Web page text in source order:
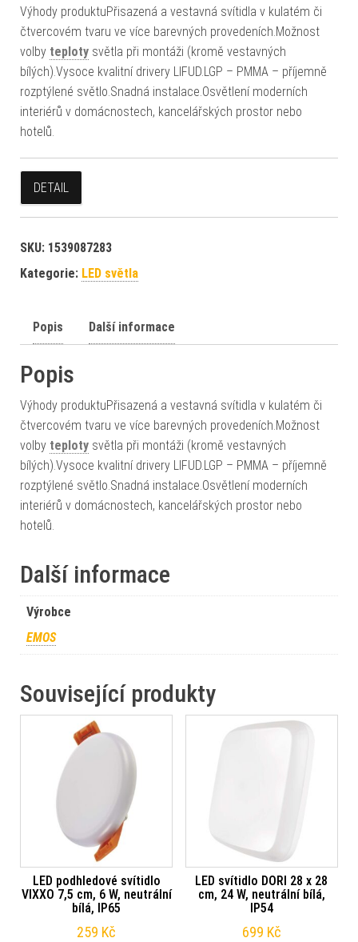
Výhody produktuPřisazená a vestavná svítidla v kulatém či
čtvercovém tvaru ve více barevných provedeních.Možnost
volby teploty světla při montáži (kromě vestavných
bílých).Vysoce kvalitní drivery LIFUD.LGP – PMMA – příjemně
rozptýlené světlo.Snadná instalace.Osvětlení moderních
interiérů v domácnostech, kancelářských prostor nebo
hotelů.
DETAIL
SKU: 1539087283
Kategorie: LED světla
Popis Další informace
Popis
Výhody produktuPřisazená a vestavná svítidla v kulatém či
čtvercovém tvaru ve více barevných provedeních.Možnost
volby teploty světla při montáži (kromě vestavných
bílých).Vysoce kvalitní drivery LIFUD.LGP – PMMA – příjemně
rozptýlené světlo.Snadná instalace.Osvětlení moderních
interiérů v domácnostech, kancelářských prostor nebo
hotelů.
Další informace
Výrobce
EMOS
Související produkty
LED podhledové svítidlo
VIXXO 7,5 cm, 6 W, neutrální
bílá, IP65
259 Kč
LED svítidlo DORI 28 x 28
cm, 24 W, neutrální bílá,
IP54
699 Kč